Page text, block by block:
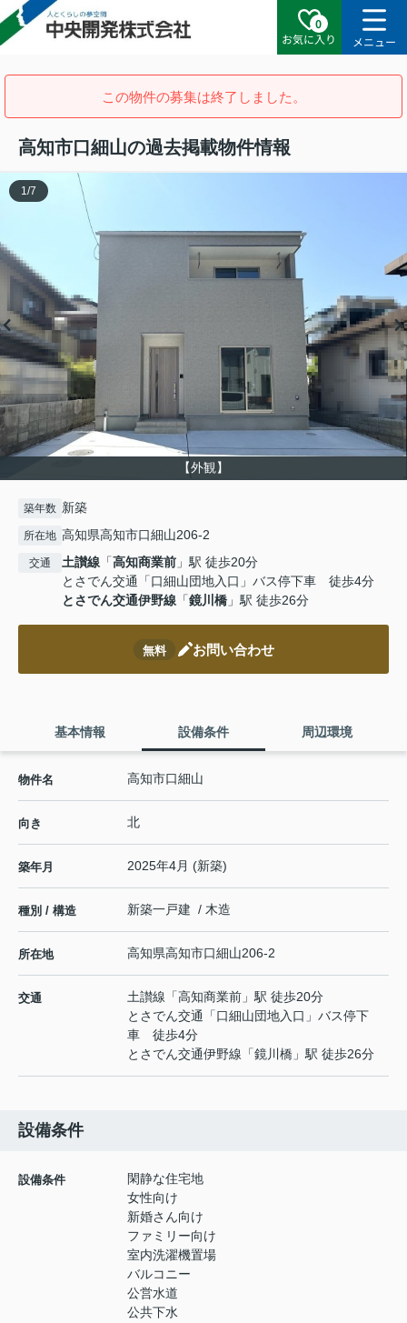
0
お気に入り
メニュー
この物件の募集は終了しました。
高知市口細山の過去掲載物件情報
【外観】
1 /7
築年数 新築
所在地 高知県高知市口細山206-2
交通 土讃線 「高知商業前 」駅 徒歩20分
とさでん交通「口細山団地入口」バス停下車 徒歩4分
とさでん交通伊野線 「鏡川橋 」駅 徒歩26分
無料 お問い合わせ
基本情報 設備条件 周辺環境
物件名 高知市口細山
向き 北
築年月 2025年4月 (新築)
種別 / 構造 新築一戸建 / 木造
所在地 高知県高知市口細山206-2
交通 土讃線 「高知商業前 」駅 徒歩20分
とさでん交通「口細山団地入口」バス停下
車 徒歩4分
とさでん交通伊野線 「鏡川橋 」駅 徒歩26分
設備条件
設備条件
閑静な住宅地
女性向け
新婚さん向け
ファミリー向け
室内洗濯機置場
バルコニー
公営水道
公共下水